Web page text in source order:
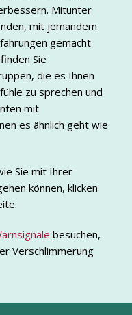
Mitunter
mit jemandem
gemacht
Sie
die es Ihnen
zu sprechen und
mit
es ähnlich geht wie
Sie mit Ihrer
können, klicken
besuchen,
Verschlimmerung